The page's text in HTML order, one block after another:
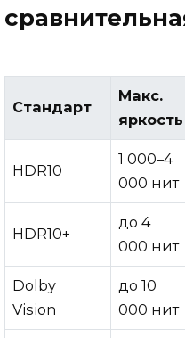
Стандарт
Макс.
яркость
HDR10
1 000–4
000 нит
HDR10+
до 4
000 нит
Dolby
Vision
до 10
000 нит